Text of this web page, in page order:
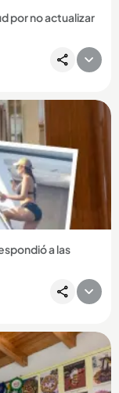
por no actualizar
los ciudadanos
mantuvieran
a las
lo que le dijo su